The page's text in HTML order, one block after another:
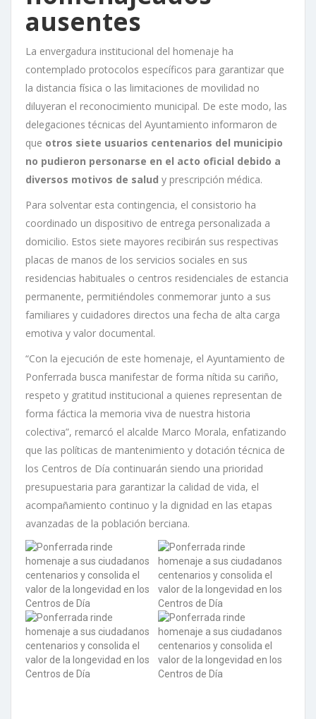
ausentes
La envergadura institucional del homenaje ha
contemplado protocolos específicos para garantizar que
la distancia física o las limitaciones de movilidad no
diluyeran el reconocimiento municipal. De este modo, las
delegaciones técnicas del Ayuntamiento informaron de
que otros siete usuarios centenarios del municipio
no pudieron personarse en el acto oficial debido a
diversos motivos de salud y prescripción médica.
Para solventar esta contingencia, el consistorio ha
coordinado un dispositivo de entrega personalizada a
domicilio. Estos siete mayores recibirán sus respectivas
placas de manos de los servicios sociales en sus
residencias habituales o centros residenciales de estancia
permanente, permitiéndoles conmemorar junto a sus
familiares y cuidadores directos una fecha de alta carga
emotiva y valor documental.
“Con la ejecución de este homenaje, el Ayuntamiento de
Ponferrada busca manifestar de forma nítida su cariño,
respeto y gratitud institucional a quienes representan de
forma fáctica la memoria viva de nuestra historia
colectiva”, remarcó el alcalde Marco Morala, enfatizando
que las políticas de mantenimiento y dotación técnica de
los Centros de Día continuarán siendo una prioridad
presupuestaria para garantizar la calidad de vida, el
acompañamiento continuo y la dignidad en las etapas
avanzadas de la población berciana.